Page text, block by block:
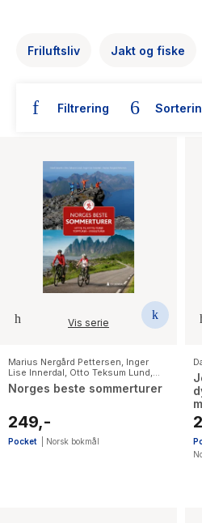
Hitster
The Housemaid
Friluftsliv Jakt og fiske
Filtrering
Vis serie
Marius Nergård Pettersen Inger
Lise Innerdal Otto Teksum Lund
Sissel Jenseth
Norges beste sommerturer
249,-
Pocket Norsk bokmål